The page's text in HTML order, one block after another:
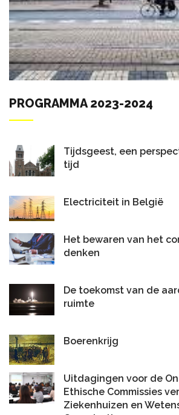
PROGRAMMA 2023-2024
Tijdsgeest, een
tijd
Electriciteit in België
Het bewaren van het
denken
De toekomst van de
ruimte
Boerenkrijg
Uitdagingen voor de
Ethische Commissies
Ziekenhuizen en